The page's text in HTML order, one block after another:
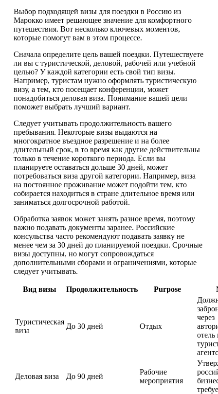
Выбор подходящей визы для поездки в Россию из
Марокко имеет решающее значение для комфортного
путешествия. Вот несколько ключевых моментов,
которые помогут вам в этом процессе.
Сначала определите цель вашей поездки. Путешествуете
ли вы с туристической, деловой, рабочей или учебной
целью? У каждой категории есть свой тип визы.
Например, туристам нужно оформлять туристическую
визу, а тем, кто посещает конференции, может
понадобиться деловая виза. Понимание вашей цели
поможет выбрать лучший вариант.
Следует учитывать продолжительность вашего
пребывания. Некоторые визы выдаются на
многократное въездное разрешение и на более
длительный срок, в то время как другие действительны
только в течение короткого периода. Если вы
планируете оставаться дольше 30 дней, может
потребоваться виза другой категории. Например, виза
на постоянное проживание может подойти тем, кто
собирается находиться в стране длительное время или
заниматься долгосрочной работой.
Обработка заявок может занять разное время, поэтому
важно подавать документы заранее. Российские
консульства часто рекомендуют подавать заявку не
менее чем за 30 дней до планируемой поездки. Срочные
визы доступны, но могут сопровождаться
дополнительными сборами и ограничениями, которые
следует учитывать.
Вид визы Продолжительность Purpose
Туристическая
виза
До 30 дней Отдых
через
отель
Деловая виза До 90 дней
Рабочие
мероприятия